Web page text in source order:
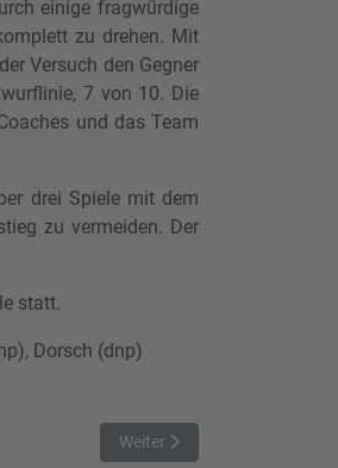
einige fragwürdige
zu drehen. Mit
Versuch den Gegner
7 von 10. Die
und das Team
drei Spiele mit dem
zu vermeiden. Der
statt.
Dorsch (dnp)
Nächster Beitrag: Drittes
Weiter